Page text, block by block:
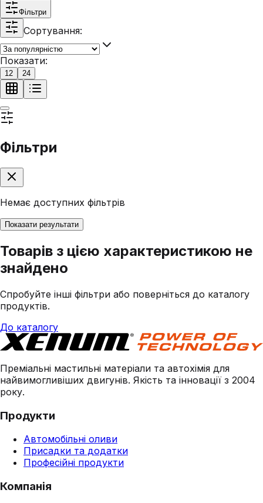
Фільтри
Сортування:
Показати:
12 24
Фільтри
Немає доступних фільтрів
Показати результати
Товарів з цією характеристикою не
знайдено
Спробуйте інші фільтри або поверніться до каталогу
продуктів.
До каталогу
Преміальні мастильні матеріали та автохімія для
найвимогливіших двигунів. Якість та інновації з 2004
року.
Продукти
Автомобільні оливи
Присадки та додатки
Професійні продукти
Компанія